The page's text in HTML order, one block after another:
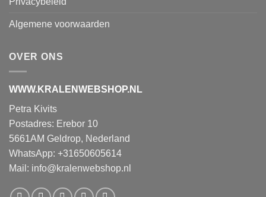
Algemene voorwaarden
OVER ONS
WWW.KRALENWEBSHOP.NL
Petra Kivits
Postadres: Erebor 10
5661AM Geldrop, Nederland
WhatsApp: +31650605614
Mail: info@kralenwebshop.nl